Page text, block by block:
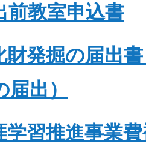
前教室申込書
財発掘の届出
出）
学習推進事業